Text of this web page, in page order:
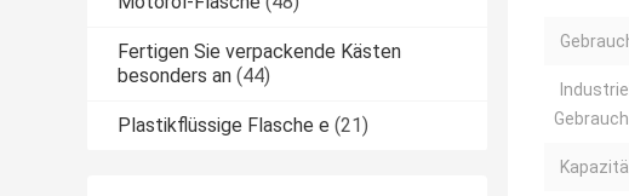
Fertigen Sie verpackende Kästen
besonders an (44)
Plastikflüssige Flasche e (21)